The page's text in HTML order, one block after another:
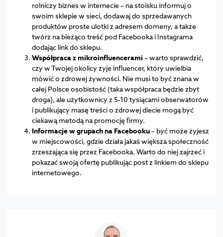
rolniczy biznes w internecie – na stoisku informuj o
swoim sklepie w sieci, dodawaj do sprzedawanych
produktów proste ulotki z adresem domeny, a także
twórz na bieżąco treść pod Facebooka i Instagrama
dodając link do sklepu.
Współpraca z mikroinfluencerami – warto sprawdzić,
czy w Twojej okolicy żyje influencer, który uwielbia
mówić o zdrowej żywności. Nie musi to być znana w
całej Polsce osobistość (taka współpraca będzie zbyt
droga), ale użytkownicy z 5-10 tysiącami obserwatorów
i publikujący masę treści o zdrowej diecie mogą być
ciekawą metodą na promocję firmy.
Informacje w grupach na Facebooku– być może żyjesz
w miejscowości, gdzie działa jakaś większa społeczność
zrzeszająca się przez Facebooka. Warto do niej zajrzeć i
pokazać swoją ofertę publikując post z linkiem do sklepu
internetowego.